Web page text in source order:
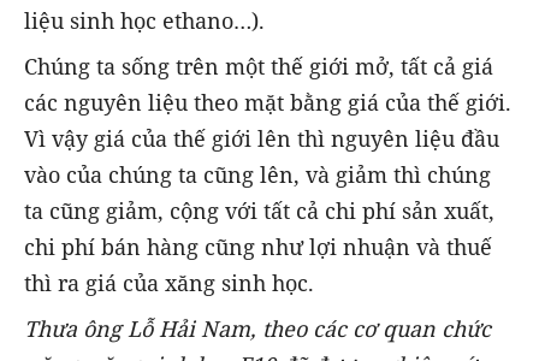
liệu sinh học ethano…).
Chúng ta sống trên một thế giới mở, tất cả giá
các nguyên liệu theo mặt bằng giá của thế giới.
Vì vậy giá của thế giới lên thì nguyên liệu đầu
vào của chúng ta cũng lên, và giảm thì chúng
ta cũng giảm, cộng với tất cả chi phí sản xuất,
chi phí bán hàng cũng như lợi nhuận và thuế
thì ra giá của xăng sinh học.
Thưa ông Lỗ Hải Nam, theo các cơ quan chức